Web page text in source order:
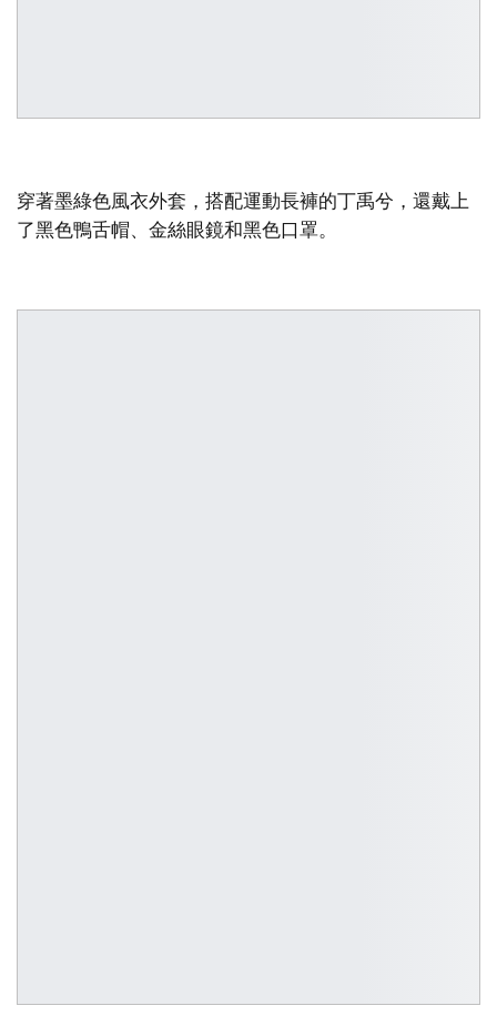
穿著墨綠色風衣外套，搭配運動長褲的丁禹兮，還戴上
了黑色鴨舌帽、金絲眼鏡和黑色口罩。